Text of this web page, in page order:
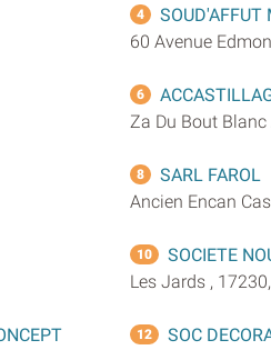
4
SOUD'AFFUT
60 Avenue
6
Za Du Bout
8
SARL FAROL
Ancien Encan
10
SOCIETE
Les Jards ,
12
SOC